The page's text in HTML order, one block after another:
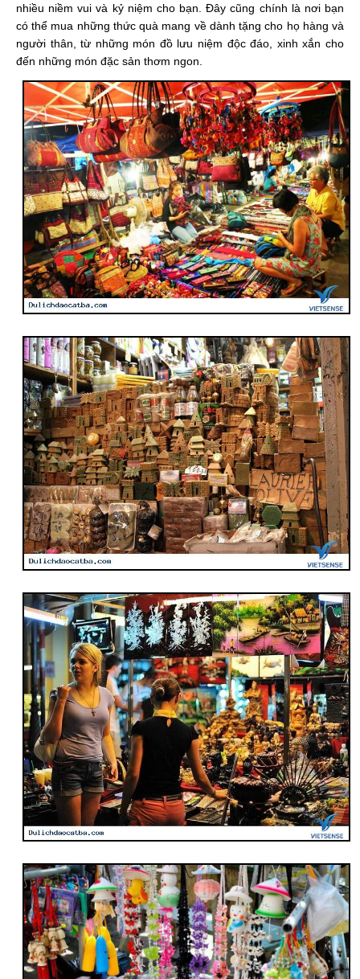
nhiều niềm vui và kỷ niệm cho bạn. Đây cũng chính là nơi bạn
có thể mua những thức quà mang về dành tặng cho họ hàng và
người thân, từ những món đồ lưu niệm độc đáo, xinh xắn cho
đến những món đặc sản thơm ngon.